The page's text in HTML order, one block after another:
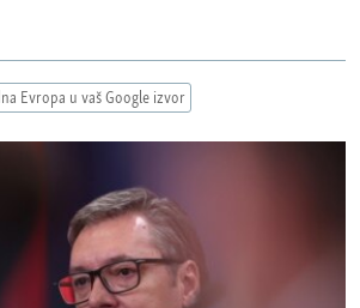
Evropa u vaš Google izvor